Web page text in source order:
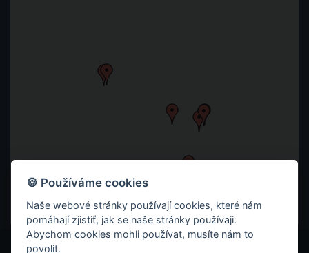
🍪 Používáme cookies
Naše webové stránky používají cookies, které nám
pomáhají zjistiť, jak se naše stránky používaji.
Abychom cookies mohli používat, musíte nám to
povolit.